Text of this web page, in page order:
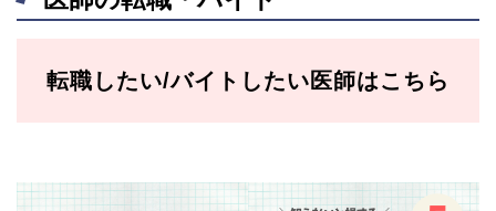
転職したい/バイトしたい医師はこちら